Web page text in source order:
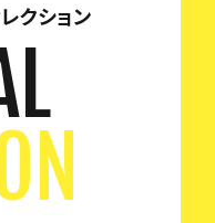
クション